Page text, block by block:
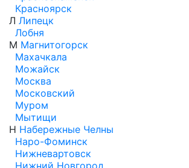
Красноярск
Л Липецк
Лобня
М Магнитогорск
Махачкала
Можайск
Москва
Московский
Муром
Мытищи
Н Набережные Челны
Наро-Фоминск
Нижневартовск
Нижний Новгород